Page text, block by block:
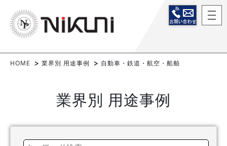
HOME 業界別 用途事例 自動車・鉄道・航空・船舶
業界別 用途事例